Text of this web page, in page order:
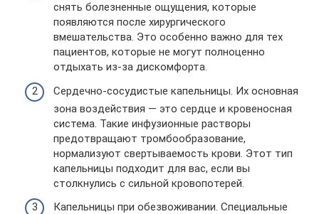
снять болезненные ощущения, которые
появляются после хирургического
вмешательства. Это особенно важно для тех
пациентов, которые не могут полноценно
отдыхать из-за дискомфорта.
Сердечно-сосудистые капельницы. Их основная
зона воздействия ― это сердце и кровеносная
система. Такие инфузионные растворы
предотвращают тромбообразование,
нормализуют свертываемость крови. Этот тип
капельницы подходит для вас, если вы
столкнулись с сильной кровопотерей.
Капельницы при обезвоживании. Специальные